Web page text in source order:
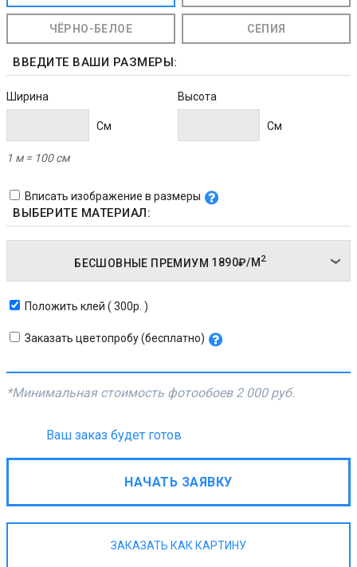
ЧЁРНО-БЕЛОЕ СЕПИЯ
ВВЕДИТЕ ВАШИ РАЗМЕРЫ:
Ширина
Cм
Высота
Cм
1 м = 100 см
Вписать изображение в размеры
ВЫБЕРИТЕ МАТЕРИАЛ:
БЕСШОВНЫЕ ПРЕМИУМ 1890₽/М 2
Положить клей ( 300р. )
Заказать цветопробу (бесплатно)
*Минимальная стоимость фотообоев 2 000 руб.
Ваш заказ будет готов
НАЧАТЬ ЗАЯВКУ
ЗАКАЗАТЬ КАК КАРТИНУ